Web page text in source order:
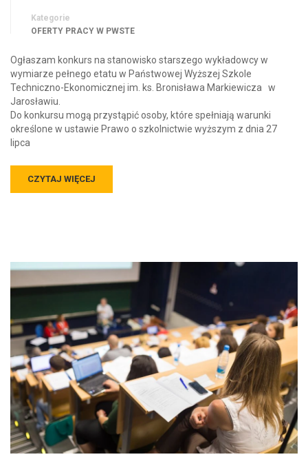
Kategorie
OFERTY PRACY W PWSTE
Ogłaszam konkurs na stanowisko starszego wykładowcy w
wymiarze pełnego etatu w Państwowej Wyższej Szkole
Techniczno-Ekonomicznej im. ks. Bronisława Markiewicza w
Jarosławiu.
Do konkursu mogą przystąpić osoby, które spełniają warunki
określone w ustawie Prawo o szkolnictwie wyższym z dnia 27
lipca
CZYTAJ WIĘCEJ